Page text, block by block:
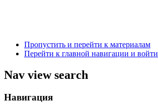
Пропустить и перейти к материалам
Перейти к главной навигации и войти
Nav view search
Навигация